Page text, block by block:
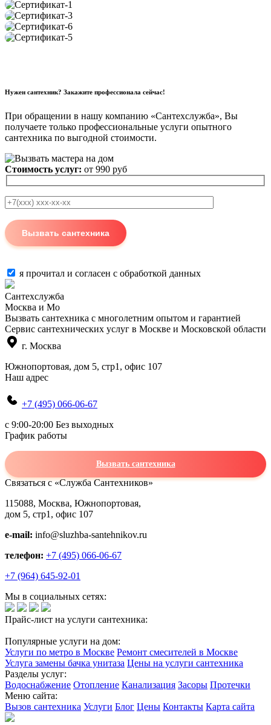
Нужен сантехник? Закажите профессионала сейчас!
При обращении в нашу компанию «Сантехслужба», Вы
получаете только профессиональные услуги опытного
сантехника по выгодной стоимости.
Стоимость услуг: от 990 руб
я прочитал и согласен с обработкой данных
Сантехслужба
Москва и Мо
Вызвать сантехника с многолетним опытом и гарантией
Сервис сантехнических услуг в Москве и Московской области
г. Москва
Южнопортовая, дом 5, стр1, офис 107
Наш адрес
+7 (495) 066-06-67
c 9:00-20:00 Без выходных
График работы
Вызвать сантехника
Связаться с «Служба Сантехников»
115088, Москва, Южнопортовая,
дом 5, стр1, офис 107
e-mail: info@sluzhba-santehnikov.ru
телефон: +7 (495) 066-06-67
+7 (964) 645-92-01
Мы в социальных сетях:
Прайс-лист на услуги сантехника:
Популярные услуги на дом:
Услуги по метро в Москве Ремонт смесителей в Москве
Услуга замены бачка унитаза Цены на услуги сантехника
Разделы услуг:
Водоснабжение Отопление Канализация Засоры Протечки
Меню сайта:
Вызов сантехника Услуги Блог Цены Контакты Карта сайта